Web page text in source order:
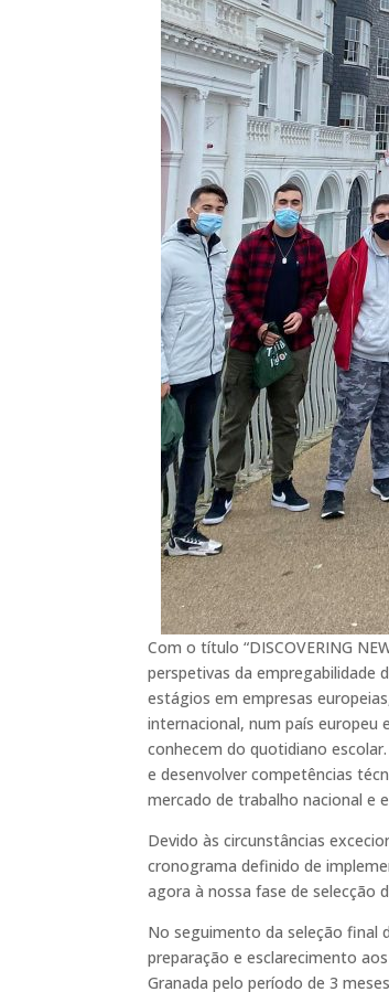
Com o título “DISCOVERING
perspetivas da empregabilidade
estágios em empresas
internacional, num país europeu
conhecem do quotidiano
e desenvolver competências
mercado de trabalho nacional e
Devido às circunstâncias
cronograma definido de
agora à nossa fase de selecção
No seguimento da seleção final
preparação e esclarecimento
Granada pelo período de 3